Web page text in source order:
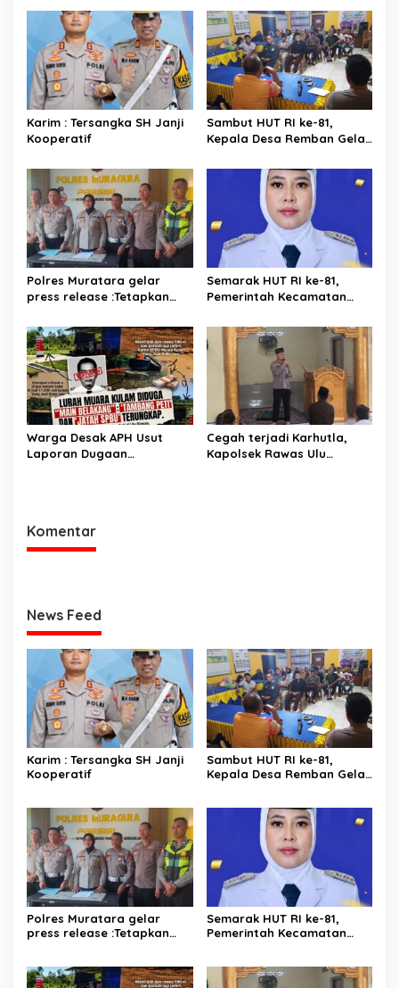
i
p
o
s
Karim : Tersangka SH Janji
Kooperatif
Sambut HUT RI ke-81,
Kepala Desa Remban Gelar
Panitia
Polres Muratara gelar
press release :Tetapkan
Tersangka Kecelakaan
Maut antara Bus ALS dan
Tangki BBM Tewaskan 19
Orang
Semarak HUT RI ke-81,
Pemerintah Kecamatan
Lomba
Warga Desak APH Usut
Laporan Dugaan
Cegah terjadi Karhutla,
Kapolsek Rawas Ulu
Komentar
News Feed
Karim : Tersangka SH Janji
Kooperatif
Sambut HUT RI ke-81,
Kepala Desa Remban Gelar
Polres Muratara gelar
press release :Tetapkan
Maut antara Bus ALS dan
Semarak HUT RI ke-81,
Pemerintah Kecamatan